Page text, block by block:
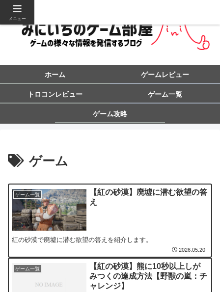
ホーム ゲームレビュー
トロコンレビュー ゲーム一覧
ゲーム攻略
ゲーム
ゲーム一覧
【紅の砂漠】廃墟に潜む欲望の答
え
紅の砂漠で廃墟に潜む欲望の答えを紹介します。
2026.05.20
ゲーム一覧
【紅の砂漠】熊に10秒以上しが
みつくの達成方法【野獣の嵐：チ
ャレンジ】
メニュー